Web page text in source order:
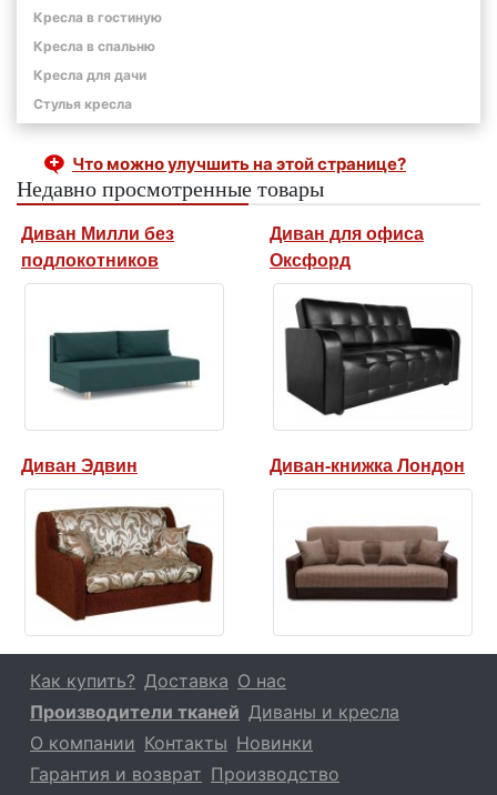
Кресла в гостиную
Кресла в спальню
Кресла для дачи
Стулья кресла
Что можно улучшить на этой странице?
Недавно просмотренные товары
Диван Милли без
подлокотников
Диван для офиса
Оксфорд
Диван Эдвин Диван-книжка Лондон
Как купить? Доставка О нас
Производители тканей Диваны и кресла
О компании Контакты Новинки
Гарантия и возврат Производство